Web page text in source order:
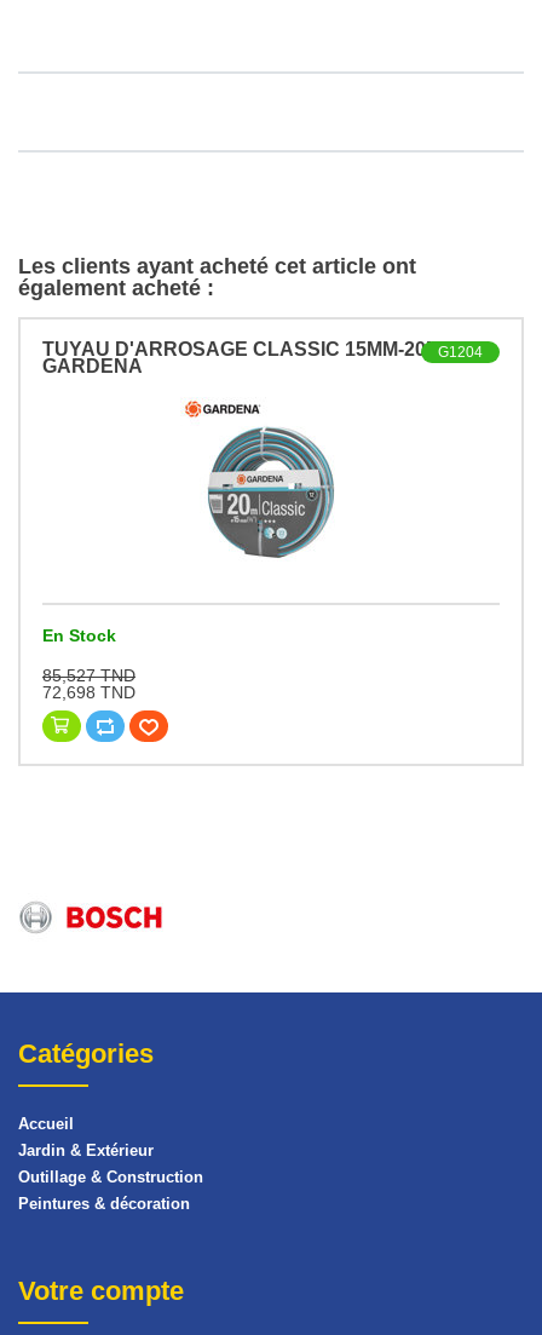
Les clients ayant acheté cet article ont
également acheté :
TUYAU D'ARROSAGE CLASSIC 15MM-20M
GARDENA
G1204
En Stock
85,527 TND
72,698 TND
Catégories
Accueil
Jardin & Extérieur
Outillage & Construction
Peintures & décoration
Votre compte